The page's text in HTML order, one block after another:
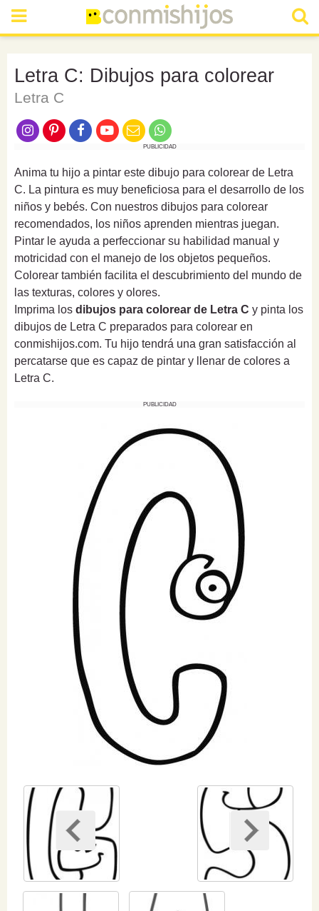
Letra C: Dibujos para colorear
Letra C
PUBLICIDAD
Anima tu hijo a pintar este dibujo para colorear de Letra
C. La pintura es muy beneficiosa para el desarrollo de los
niños y bebés. Con nuestros dibujos para colorear
recomendados, los niños aprenden mientras juegan.
Pintar le ayuda a perfeccionar su habilidad manual y
motricidad con el manejo de los objetos pequeños.
Colorear también facilita el descubrimiento del mundo de
las texturas, colores y olores.
Imprima los dibujos para colorear de Letra C y pinta los
dibujos de Letra C preparados para colorear en
conmishijos.com. Tu hijo tendrá una gran satisfacción al
percatarse que es capaz de pintar y llenar de colores a
Letra C.
PUBLICIDAD